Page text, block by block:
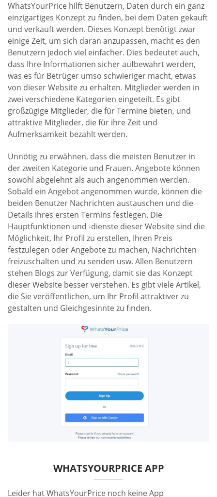
WhatsYourPrice hilft Benutzern, Daten durch ein ganz
einzigartiges Konzept zu finden, bei dem Daten gekauft
und verkauft werden. Dieses Konzept benötigt zwar
einige Zeit, um sich daran anzupassen, macht es den
Benutzern jedoch viel einfacher. Dies bedeutet auch,
dass Ihre Informationen sicher aufbewahrt werden,
was es für Betrüger umso schwieriger macht, etwas
von dieser Website zu erhalten. Mitglieder werden in
zwei verschiedene Kategorien eingeteilt. Es gibt
großzügige Mitglieder, die für Termine bieten, und
attraktive Mitglieder, die für ihre Zeit und
Aufmerksamkeit bezahlt werden.
Unnötig zu erwähnen, dass die meisten Benutzer in
der zweiten Kategorie und Frauen. Angebote können
sowohl abgelehnt als auch angenommen werden.
Sobald ein Angebot angenommen wurde, können die
beiden Benutzer Nachrichten austauschen und die
Details ihres ersten Termins festlegen. Die
Hauptfunktionen und -dienste dieser Website sind die
Möglichkeit, Ihr Profil zu erstellen, Ihren Preis
festzulegen oder Angebote zu machen, Nachrichten
freizuschalten und zu senden usw. Allen Benutzern
stehen Blogs zur Verfügung, damit sie das Konzept
dieser Website besser verstehen. Es gibt viele Artikel,
die Sie veröffentlichen, um Ihr Profil attraktiver zu
gestalten und Gleichgesinnte zu finden.
WHATSYOURPRICE APP
Leider hat WhatsYourPrice noch keine App